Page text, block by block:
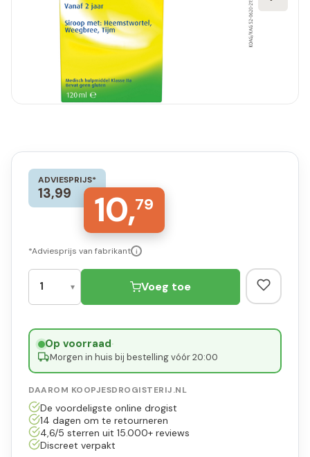
ADVIESPRIJS*
13,99 10,79
*Adviesprijs van fabrikant i
Voeg toe
Op voorraad·
Morgen in huis bij bestelling vóór 20:00
DAAROM KOOPJESDROGISTERIJ.NL
De voordeligste online drogist
14 dagen om te retourneren
4,6/5 sterren uit 15.000+ reviews
Discreet verpakt